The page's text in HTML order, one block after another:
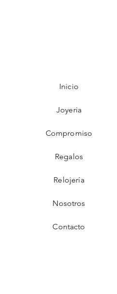
Inicio
Joyeria
Compromiso
Regalos
Relojería
Nosotros
Contacto